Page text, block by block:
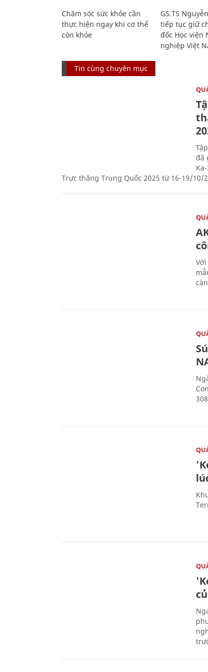
Chăm sóc sức khỏe cần
thực hiện ngay khi cơ thể
còn khỏe
GS.TS
tiếp tục giữ
đốc Học viện
nghiệp Việt
Tin cùng chuyên mục
đã
Trực thăng Trung Quốc 2025 từ 16-19/10/